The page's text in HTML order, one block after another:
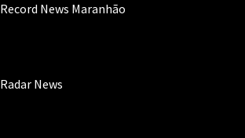
Record News Maranhão
Radar News